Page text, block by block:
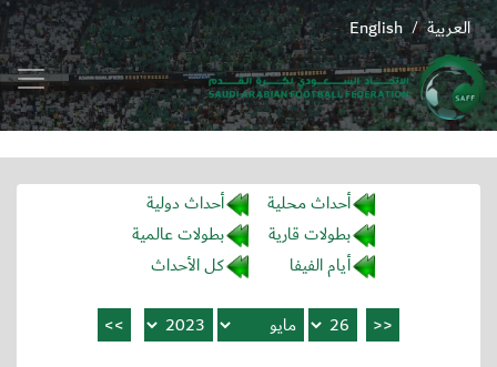
English / العربية
أحداث محلية
أحداث دولية
بطولات قارية
بطولات عالمية
أيام الفيفا
كل الأحداث